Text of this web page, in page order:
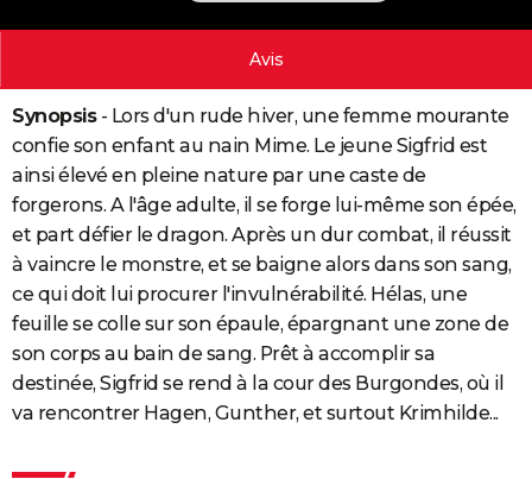
PHOTO
BONS PLANS
CARTE DE VOEUX
Carte de Noël
Carte Bonne année
Carte Saint-Valentin
Carte Pâques
Carte d'anniversaire
DICTIONNAIRE
Dictionnaire
Biographies
Citations
Expressions
Proverbes
PROGRAMME TV
COPAINS D'AVANT
S'inscrire
Se connecter
Lycées
Collèges
Primaires
Universités
Entreprises
Service militaire
Avis de recherche
AVIS DE DÉCÈS
FORUM
Avis
Synopsis- Lors d'un rude hiver, une femme mourante
confie son enfant au nain Mime. Le jeune Sigfrid est
ainsi élevé en pleine nature par une caste de
forgerons. A l'âge adulte, il se forge lui-même son épée,
et part défier le dragon. Après un dur combat, il réussit
à vaincre le monstre, et se baigne alors dans son sang,
ce qui doit lui procurer l'invulnérabilité. Hélas, une
feuille se colle sur son épaule, épargnant une zone de
son corps au bain de sang. Prêt à accomplir sa
destinée, Sigfrid se rend à la cour des Burgondes, où il
va rencontrer Hagen, Gunther, et surtout Krimhilde...